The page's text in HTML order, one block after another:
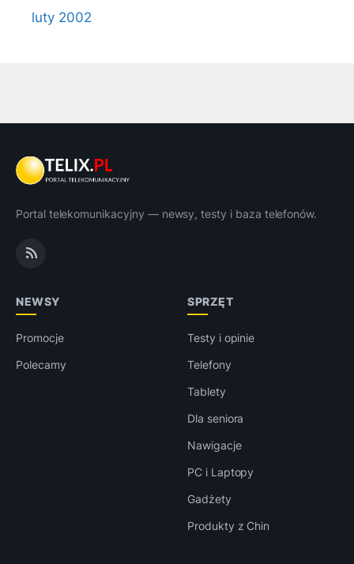
luty 2002
Portal telekomunikacyjny — newsy, testy i baza telefonów.
NEWSY
Promocje
Polecamy
SPRZĘT
Testy i opinie
Telefony
Tablety
Dla seniora
Nawigacje
PC i Laptopy
Gadżety
Produkty z Chin